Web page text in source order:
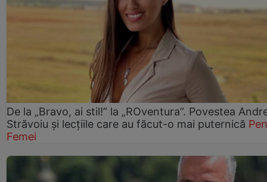
De la „Bravo, ai stil!” la „ROventura”. Povestea
Străvoiu și lecțiile care au făcut-o mai puternică
Femei